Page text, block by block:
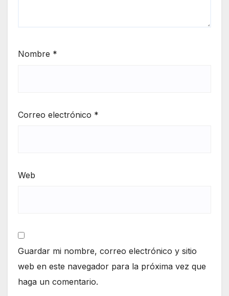
Nombre *
Correo electrónico *
Web
Guardar mi nombre, correo electrónico y sitio
web en este navegador para la próxima vez que
haga un comentario.